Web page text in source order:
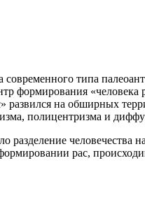
типа
формирования
развился на обширных
полицентризма и
разделение
рас,